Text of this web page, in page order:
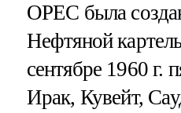
OPEC была
Нефтяной
сентябре 1960 г.
Ирак, Кувейт,